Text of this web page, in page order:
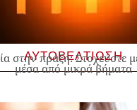
ΑΥΤΟΒΕΛΤΙΩΣΗ
στην πράξη: Στοχεύστε
μέσα από μικρά βήματα